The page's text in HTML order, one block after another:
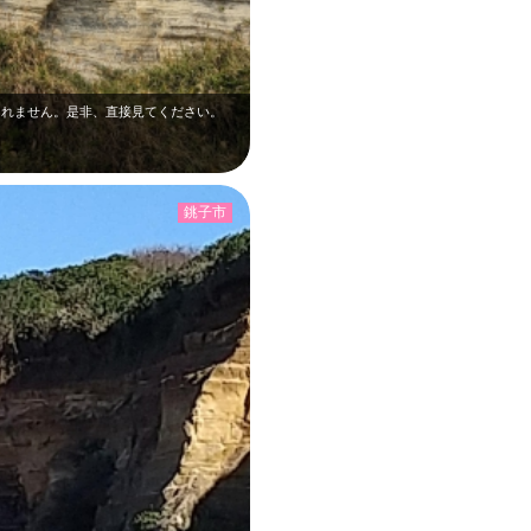
ません。是非、直接見てください。
銚子市